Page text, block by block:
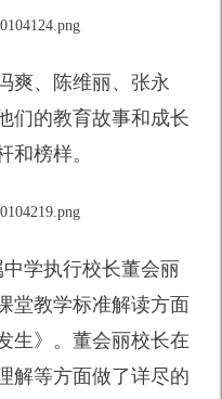
爽、陈维丽、张永
们的教育故事和成长
和榜样。
学执行校长董会丽
堂教学标准解读方面
生》。董会丽校长在
解等方面做了详尽的